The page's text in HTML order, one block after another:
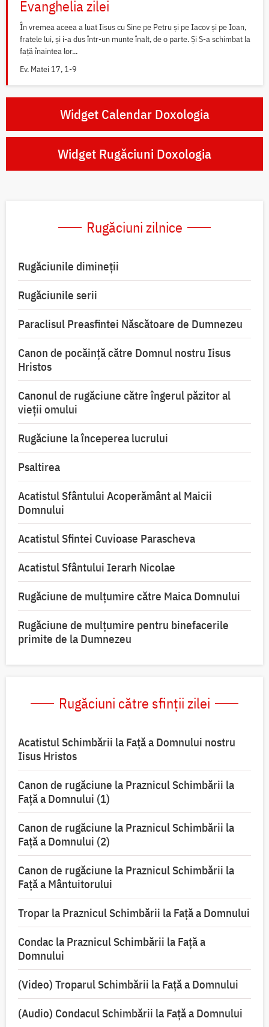
Evanghelia zilei
În vremea aceea a luat Iisus cu Sine pe Petru și pe Iacov și pe Ioan,
fratele lui, și i-a dus într-un munte înalt, de o parte. Și S-a schimbat la
față înaintea lor...
Ev. Matei 17, 1-9
Widget Calendar Doxologia
Widget Rugăciuni Doxologia
Rugăciuni zilnice
Rugăciunile dimineții
Rugăciunile serii
Paraclisul Preasfintei Născătoare de Dumnezeu
Canon de pocăință către Domnul nostru Iisus
Hristos
Canonul de rugăciune către îngerul păzitor al
vieții omului
Rugăciune la începerea lucrului
Psaltirea
Acatistul Sfântului Acoperământ al Maicii
Domnului
Acatistul Sfintei Cuvioase Parascheva
Acatistul Sfântului Ierarh Nicolae
Rugăciune de mulţumire către Maica Domnului
Rugăciune de mulțumire pentru binefacerile
primite de la Dumnezeu
Rugăciuni către sfinții zilei
Acatistul Schimbării la Faţă a Domnului nostru
Iisus Hristos
Canon de rugăciune la Praznicul Schimbării la
Faţă a Domnului (1)
Canon de rugăciune la Praznicul Schimbării la
Faţă a Domnului (2)
Canon de rugăciune la Praznicul Schimbării la
Față a Mântuitorului
Tropar la Praznicul Schimbării la Faţă a Domnului
Condac la Praznicul Schimbării la Faţă a
Domnului
(Video) Troparul Schimbării la Față a Domnului
(Audio) Condacul Schimbării la Față a Domnului